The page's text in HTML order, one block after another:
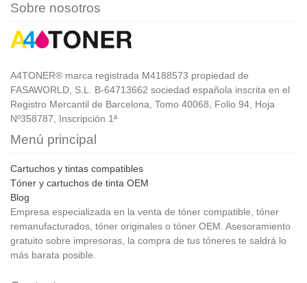
Sobre nosotros
A4TONER® marca registrada M4188573 propiedad de
FASAWORLD, S.L. B-64713662 sociedad española inscrita en el
Registro Mercantil de Barcelona, Tomo 40068, Folio 94, Hoja
Nº358787, Inscripción 1ª
Menú principal
Cartuchos y tintas compatibles
Tóner y cartuchos de tinta OEM
Blog
Empresa especializada en la venta de tóner compatible, tóner
remanufacturados, tóner originales o tóner OEM. Asesoramiento
gratuito sobre impresoras, la compra de tus tóneres te saldrá lo
más barata posible.